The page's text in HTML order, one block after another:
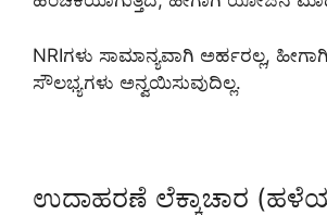
NRIಗಳು ಸಾಮಾನ್ಯವಾಗಿ ಅರ್ಹರಲ್ಲ,
ಸೌಲಭ್ಯಗಳು ಅನ್ವಯಿಸುವುದಿಲ್ಲ.
ಉದಾಹರಣೆ ಲೆಕ್ಕಾಚಾರ